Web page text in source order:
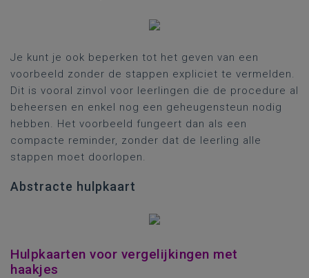
Je kunt je ook beperken tot het geven van een
voorbeeld zonder de stappen expliciet te vermelden.
Dit is vooral zinvol voor leerlingen die de procedure al
beheersen en enkel nog een geheugensteun nodig
hebben. Het voorbeeld fungeert dan als een
compacte reminder, zonder dat de leerling alle
stappen moet doorlopen.
Abstracte hulpkaart
Hulpkaarten voor vergelijkingen met
haakjes